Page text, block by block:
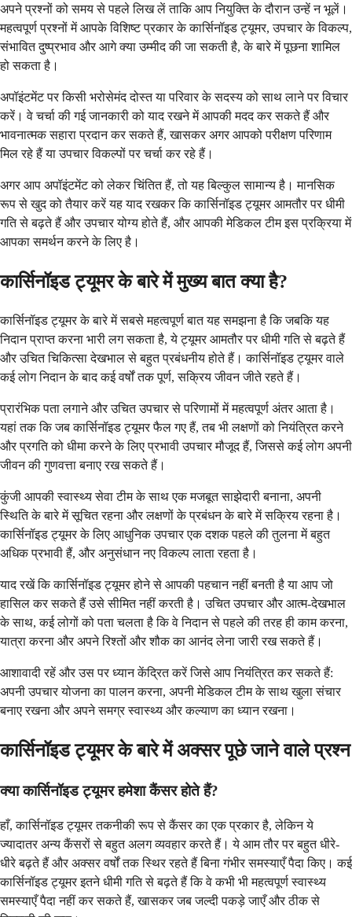
अपने प्रश्नों को समय से पहले लिख लें ताकि आप नियुक्ति के दौरान उन्हें न भूलें।
महत्वपूर्ण प्रश्नों में आपके विशिष्ट प्रकार के कार्सिनॉइड ट्यूमर, उपचार के विकल्प,
संभावित दुष्प्रभाव और आगे क्या उम्मीद की जा सकती है, के बारे में पूछना शामिल
हो सकता है।
अपॉइंटमेंट पर किसी भरोसेमंद दोस्त या परिवार के सदस्य को साथ लाने पर विचार
करें। वे चर्चा की गई जानकारी को याद रखने में आपकी मदद कर सकते हैं और
भावनात्मक सहारा प्रदान कर सकते हैं, खासकर अगर आपको परीक्षण परिणाम
मिल रहे हैं या उपचार विकल्पों पर चर्चा कर रहे हैं।
अगर आप अपॉइंटमेंट को लेकर चिंतित हैं, तो यह बिल्कुल सामान्य है। मानसिक
रूप से खुद को तैयार करें यह याद रखकर कि कार्सिनॉइड ट्यूमर आमतौर पर धीमी
गति से बढ़ते हैं और उपचार योग्य होते हैं, और आपकी मेडिकल टीम इस प्रक्रिया में
आपका समर्थन करने के लिए है।
कार्सिनॉइड ट्यूमर के बारे में मुख्य बात क्या है?
कार्सिनॉइड ट्यूमर के बारे में सबसे महत्वपूर्ण बात यह समझना है कि जबकि यह
निदान प्राप्त करना भारी लग सकता है, ये ट्यूमर आमतौर पर धीमी गति से बढ़ते हैं
और उचित चिकित्सा देखभाल से बहुत प्रबंधनीय होते हैं। कार्सिनॉइड ट्यूमर वाले
कई लोग निदान के बाद कई वर्षों तक पूर्ण, सक्रिय जीवन जीते रहते हैं।
प्रारंभिक पता लगाने और उचित उपचार से परिणामों में महत्वपूर्ण अंतर आता है।
यहां तक कि जब कार्सिनॉइड ट्यूमर फैल गए हैं, तब भी लक्षणों को नियंत्रित करने
और प्रगति को धीमा करने के लिए प्रभावी उपचार मौजूद हैं, जिससे कई लोग अपनी
जीवन की गुणवत्ता बनाए रख सकते हैं।
कुंजी आपकी स्वास्थ्य सेवा टीम के साथ एक मजबूत साझेदारी बनाना, अपनी
स्थिति के बारे में सूचित रहना और लक्षणों के प्रबंधन के बारे में सक्रिय रहना है।
कार्सिनॉइड ट्यूमर के लिए आधुनिक उपचार एक दशक पहले की तुलना में बहुत
अधिक प्रभावी हैं, और अनुसंधान नए विकल्प लाता रहता है।
याद रखें कि कार्सिनॉइड ट्यूमर होने से आपकी पहचान नहीं बनती है या आप जो
हासिल कर सकते हैं उसे सीमित नहीं करती है। उचित उपचार और आत्म-देखभाल
के साथ, कई लोगों को पता चलता है कि वे निदान से पहले की तरह ही काम करना,
यात्रा करना और अपने रिश्तों और शौक का आनंद लेना जारी रख सकते हैं।
आशावादी रहें और उस पर ध्यान केंद्रित करें जिसे आप नियंत्रित कर सकते हैं:
अपनी उपचार योजना का पालन करना, अपनी मेडिकल टीम के साथ खुला संचार
बनाए रखना और अपने समग्र स्वास्थ्य और कल्याण का ध्यान रखना।
कार्सिनॉइड ट्यूमर के बारे में अक्सर पूछे जाने वाले प्रश्न
क्या कार्सिनॉइड ट्यूमर हमेशा कैंसर होते हैं?
हाँ, कार्सिनॉइड ट्यूमर तकनीकी रूप से कैंसर का एक प्रकार है, लेकिन ये
ज्यादातर अन्य कैंसरों से बहुत अलग व्यवहार करते हैं। ये आम तौर पर बहुत धीरे-
धीरे बढ़ते हैं और अक्सर वर्षों तक स्थिर रहते हैं बिना गंभीर समस्याएँ पैदा किए। कई
कार्सिनॉइड ट्यूमर इतने धीमी गति से बढ़ते हैं कि वे कभी भी महत्वपूर्ण स्वास्थ्य
समस्याएँ पैदा नहीं कर सकते हैं, खासकर जब जल्दी पकड़े जाएँ और ठीक से